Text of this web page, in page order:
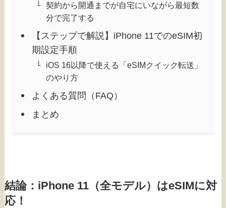
契約から開通までが自宅にいながら最短数
分で完了する
【ステップで解説】iPhone 11でのeSIM初
期設定手順
iOS 16以降で使える「eSIMクイック転送」
のやり方
よくある質問（FAQ）
まとめ
結論：iPhone 11（全モデル）はeSIMに対
応！